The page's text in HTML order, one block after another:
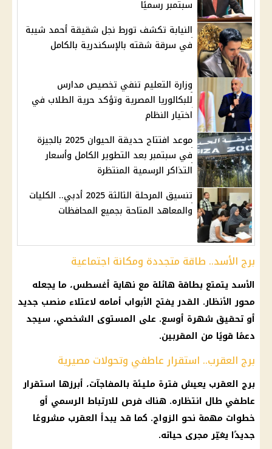
سبتمبر رسميًا
النيابة تكشف تورط نجل شقيقة أحمد شيبة
في سرقة شقته بالإسكندرية بالكامل
وزارة التعليم تنفي تخصيص مدارس
للبكالوريا المصرية وتؤكد حرية الطلاب في
اختيار النظام
موعد افتتاح حديقة الحيوان 2025 بالجيزة
في سبتمبر بعد التطوير الكامل وأسعار
التذاكر الرسمية المنتظرة
تنسيق المرحلة الثالثة 2025 أدبي.. الكليات
والمعاهد المتاحة بجميع المحافظات
برج الأسد.. طاقة متجددة ومكانة اجتماعية
الأسد يتمتع بطاقة هائلة مع نهاية أغسطس، ما يجعله
محور الأنظار. القدر يفتح الأبواب أمامه لاعتلاء منصب جديد
أو تحقيق شهرة أوسع. على المستوى الشخصي، سيجد
دعمًا قويًا من المقربين.
برج العقرب.. استقرار عاطفي وتحولات مصيرية
برج العقرب يعيش فترة مليئة بالمفاجآت، أبرزها استقرار
عاطفي طال انتظاره. هناك فرص للارتباط الرسمي أو
خطوات مهمة نحو الزواج. كما قد يبدأ العقرب مشروعًا
جديدًا يغيّر مجرى حياته.